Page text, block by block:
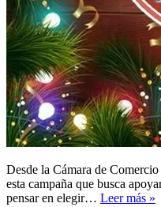
Desde la Cámara de
esta campaña que busca
pensar en elegir… Leer más »